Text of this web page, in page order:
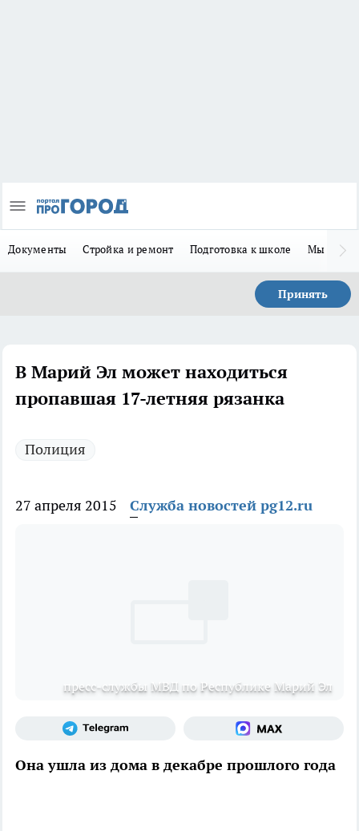
Документы Стройка и ремонт Подготовка к школе Мы в MAX
Принять
В Марий Эл может находиться
пропавшая 17-летняя рязанка
Полиция
27 апреля 2015 Служба новостей pg12.ru
пресс-службы МВД по Республике Марий Эл
Она ушла из дома в декабре прошлого года